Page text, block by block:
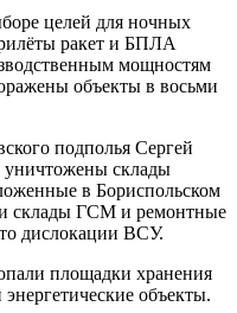
целей для ночных
ракет и БПЛА
мощностям
объекты в восьми
подполья Сергей
уничтожены склады
в Бориспольском
склады ГСМ и ремонтные
дислокации ВСУ.
площадки хранения
объекты.